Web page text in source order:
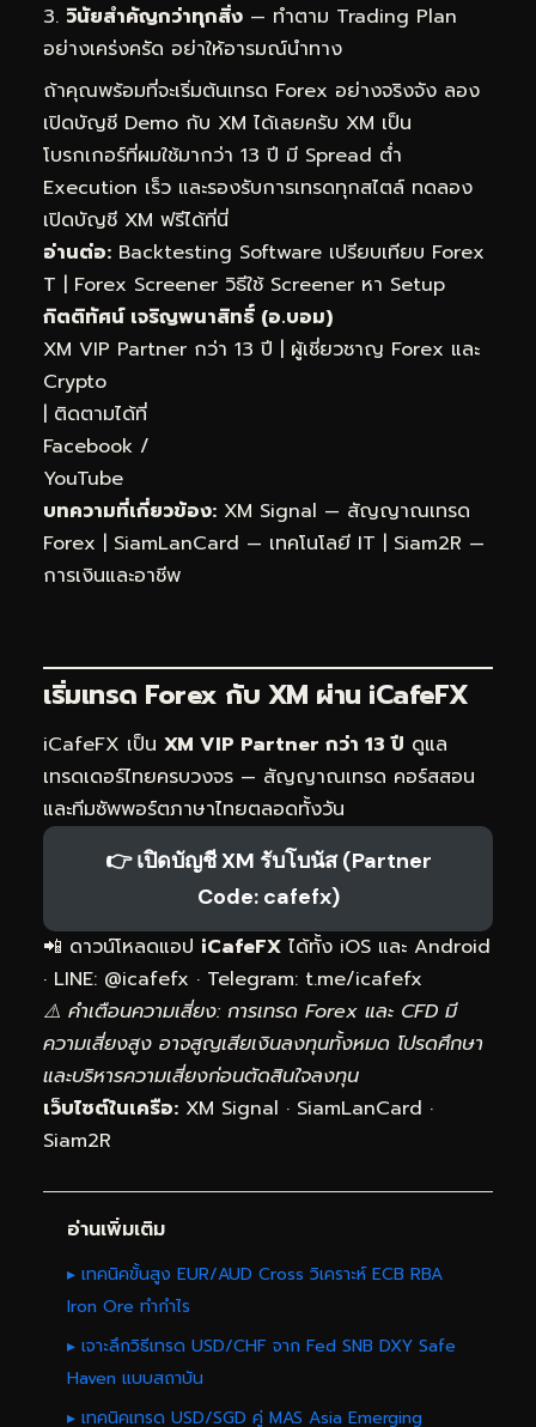
วินัยสำคัญกว่าทุกสิ่ง — ทำตาม Trading Plan
อย่างเคร่งครัด อย่าให้อารมณ์นำทาง
ถ้าคุณพร้อมที่จะเริ่มต้นเทรด Forex อย่างจริงจัง ลอง
เปิดบัญชี Demo กับ XM ได้เลยครับ XM เป็น
โบรกเกอร์ที่ผมใช้มากว่า 13 ปี มี Spread ต่ำ
Execution เร็ว และรองรับการเทรดทุกสไตล์ ทดลอง
เปิดบัญชี XM ฟรีได้ที่นี่
อ่านต่อ: Backtesting Software เปรียบเทียบ Forex
T | Forex Screener วิธีใช้ Screener หา Setup
กิตติทัศน์ เจริญพนาสิทธิ์ (อ.บอม)
XM VIP Partner กว่า 13 ปี | ผู้เชี่ยวชาญ Forex และ
Crypto
| ติดตามได้ที่
Facebook /
YouTube
บทความที่เกี่ยวข้อง: XM Signal — สัญญาณเทรด
Forex | SiamLanCard — เทคโนโลยี IT | Siam2R —
การเงินและอาชีพ
เริ่มเทรด Forex กับ XM ผ่าน iCafeFX
iCafeFX เป็น XM VIP Partner กว่า 13 ปี ดูแล
เทรดเดอร์ไทยครบวงจร — สัญญาณเทรด คอร์สสอน
และทีมซัพพอร์ตภาษาไทยตลอดทั้งวัน
👉 เปิดบัญชี XM รับโบนัส (Partner
Code: cafefx)
📲 ดาวน์โหลดแอป iCafeFX ได้ทั้ง iOS และ Android
· LINE: @icafefx · Telegram: t.me/icafefx
⚠️ คำเตือนความเสี่ยง: การเทรด Forex และ CFD มี
ความเสี่ยงสูง อาจสูญเสียเงินลงทุนทั้งหมด โปรดศึกษา
และบริหารความเสี่ยงก่อนตัดสินใจลงทุน
เว็บไซต์ในเครือ: XM Signal · SiamLanCard ·
Siam2R
อ่านเพิ่มเติม
▸ เทคนิคขั้นสูง EUR/AUD Cross วิเคราะห์ ECB RBA
Iron Ore ทำกำไร
▸ เจาะลึกวิธีเทรด USD/CHF จาก Fed SNB DXY Safe
Haven แบบสถาบัน
▸ เทคนิคเทรด USD/SGD คู่ MAS Asia Emerging